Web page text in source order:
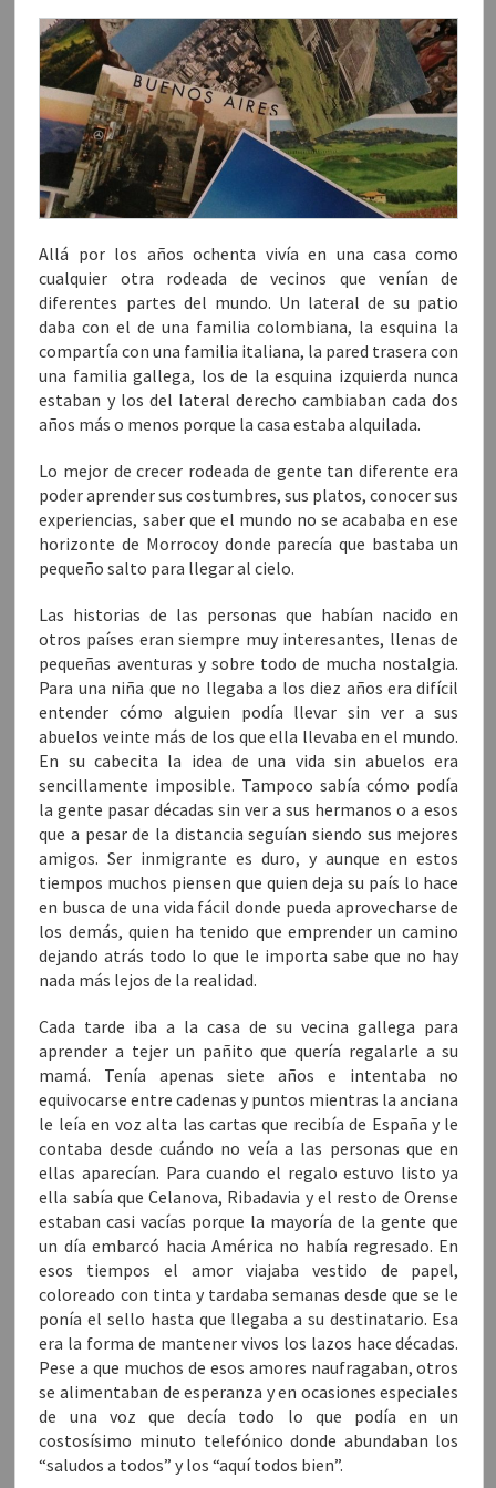
F
a
c
e
b
o
o
k
(
S
e
a
b
r
e
e
u
n
a
v
e
n
t
a
n
a
n
u
e
v
a
T
w
i
t
t
e
r
(
S
e
a
b
r
e
e
n
n
a
n
t
a
n
a
n
u
v
a
)
W
s
A
p
p
(
S
b
r
e
e
n
a
v
e
n
t
a
n
a
n
u
e
v
a
G
o
o
g
l
e
+
(
S
e
a
b
r
e
e
n
a
v
e
n
t
a
n
a
u
e
v
a
)
r
r
e
o
e
l
e
c
t
r
ó
o
a
a
m
g
o
(
S
e
a
b
e
e
n
a
e
n
t
a
n
a
n
v
)
Allá por los años ochenta vivía en una casa como
cualquier otra rodeada de vecinos que venían de
diferentes partes del mundo. Un lateral de su patio
daba con el de una familia colombiana, la esquina la
compartía con una familia italiana, la pared trasera con
una familia gallega, los de la esquina izquierda nunca
estaban y los del lateral derecho cambiaban cada dos
años más o menos porque la casa estaba alquilada.
Lo mejor de crecer rodeada de gente tan diferente era
poder aprender sus costumbres, sus platos, conocer sus
experiencias, saber que el mundo no se acababa en ese
horizonte de Morrocoy donde parecía que bastaba un
pequeño salto para llegar al cielo.
Las historias de las personas que habían nacido en
otros países eran siempre muy interesantes, llenas de
pequeñas aventuras y sobre todo de mucha nostalgia.
Para una niña que no llegaba a los diez años era difícil
entender cómo alguien podía llevar sin ver a sus
abuelos veinte más de los que ella llevaba en el mundo.
En su cabecita la idea de una vida sin abuelos era
sencillamente imposible. Tampoco sabía cómo podía
la gente pasar décadas sin ver a sus hermanos o a esos
que a pesar de la distancia seguían siendo sus mejores
amigos. Ser inmigrante es duro, y aunque en estos
tiempos muchos piensen que quien deja su país lo hace
en busca de una vida fácil donde pueda aprovecharse de
los demás, quien ha tenido que emprender un camino
dejando atrás todo lo que le importa sabe que no hay
nada más lejos de la realidad.
Cada tarde iba a la casa de su vecina gallega para
aprender a tejer un pañito que quería regalarle a su
mamá. Tenía apenas siete años e intentaba no
equivocarse entre cadenas y puntos mientras la anciana
le leía en voz alta las cartas que recibía de España y le
contaba desde cuándo no veía a las personas que en
ellas aparecían. Para cuando el regalo estuvo listo ya
ella sabía que Celanova, Ribadavia y el resto de Orense
estaban casi vacías porque la mayoría de la gente que
un día embarcó hacia América no había regresado. En
esos tiempos el amor viajaba vestido de papel,
coloreado con tinta y tardaba semanas desde que se le
ponía el sello hasta que llegaba a su destinatario. Esa
era la forma de mantener vivos los lazos hace décadas.
Pese a que muchos de esos amores naufragaban, otros
se alimentaban de esperanza y en ocasiones especiales
de una voz que decía todo lo que podía en un
costosísimo minuto telefónico donde abundaban los
“saludos a todos” y los “aquí todos bien”.